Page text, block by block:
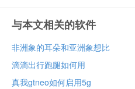
与本文相关的软件
非洲象的耳朵和亚洲象想比
滴滴出行跑腿如何用
真我gtneo如何启用5g